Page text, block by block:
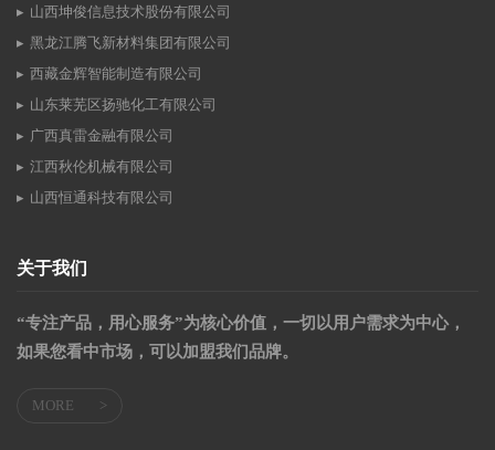
山西坤俊信息技术股份有限公司
黑龙江腾飞新材料集团有限公司
西藏金辉智能制造有限公司
山东莱芜区扬驰化工有限公司
广西真雷金融有限公司
江西秋伦机械有限公司
山西恒通科技有限公司
关于我们
“专注产品，用心服务”为核心价值，一切以用户需求为中心，
如果您看中市场，可以加盟我们品牌。
MORE >